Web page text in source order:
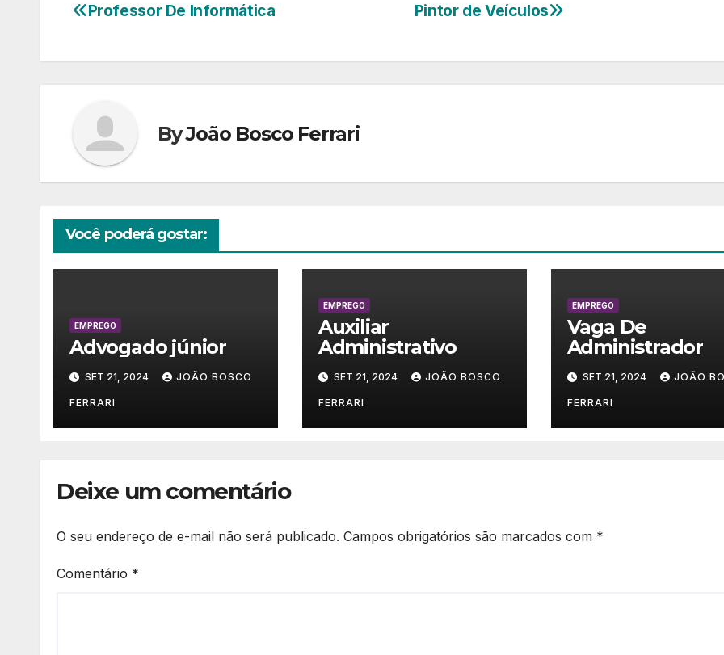
Navegação
Pintor de Veículos
Professor De Informática
ByJoão Bosco Ferrari
Você poderá gostar:
EMPREGO
Advogado júnior
SET 21, 2024 JOÃO BOSCO
FERRARI
EMPREGO
Auxiliar
Administrativo
SET 21, 2024 JOÃO BOSCO
FERRARI
EMPREGO
Vaga De
Administrador
SET 21, 2024 JOÃO
FERRARI
Deixe um comentário
O seu endereço de e-mail não será publicado. Campos obrigatórios são marcados com *
Comentário *